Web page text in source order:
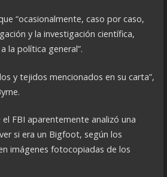
“ocasionalmente, caso por caso,
y la investigación científica,
la política general”.
y tejidos mencionados en su carta”,
FBI aparentemente analizó una
si era un Bigfoot, según los
imágenes fotocopiadas de los